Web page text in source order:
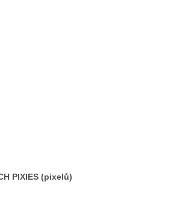
PIXIES (pixelů)